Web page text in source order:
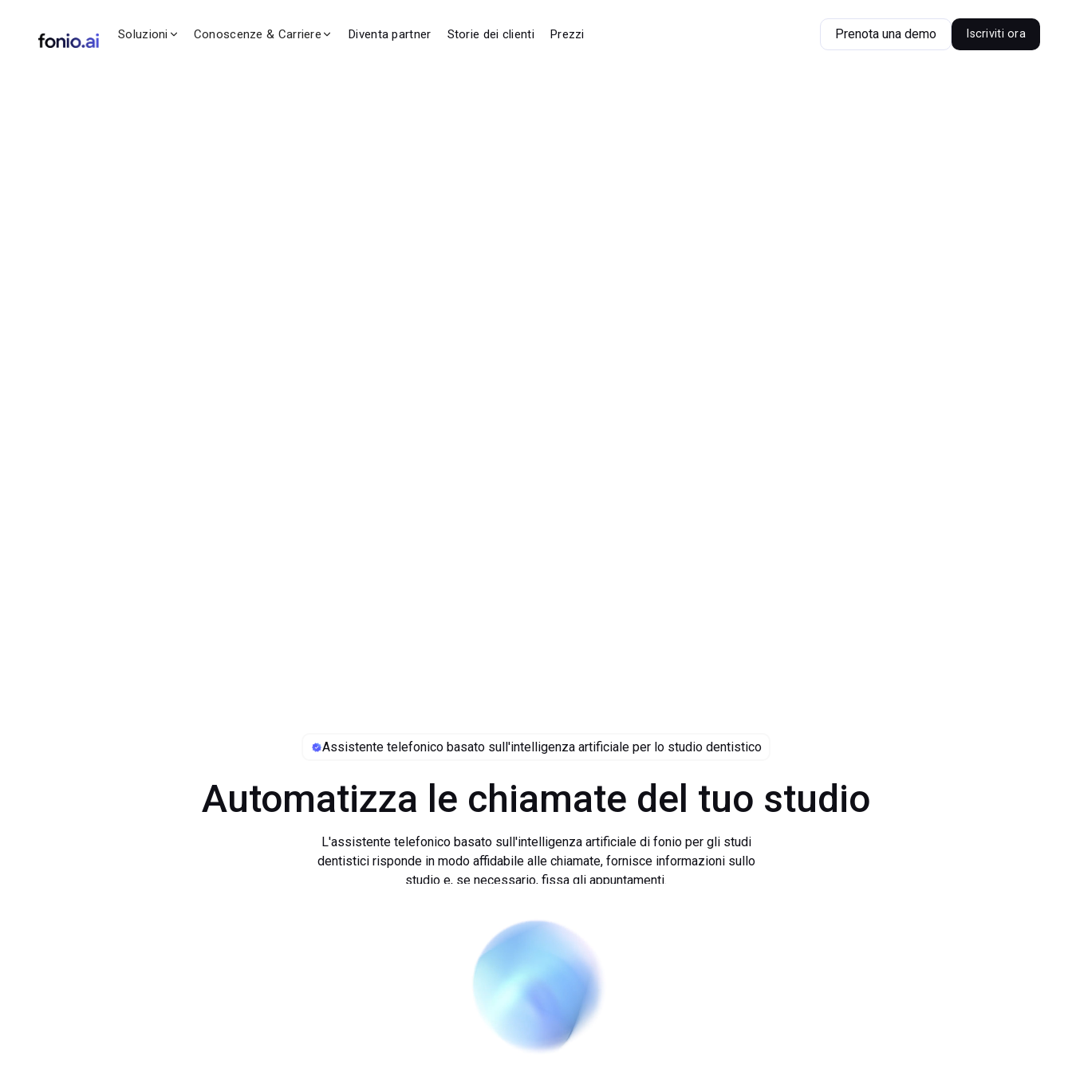
Assistente telefonico basato sull'intelligenza artificiale per lo studio dentistico
Automatizza le chiamate del tuo studio
L'assistente telefonico basato sull'intelligenza artificiale di fonio per gli studi
dentistici risponde in modo affidabile alle chiamate, fornisce informazioni sullo
studio e, se necessario, fissa gli appuntamenti.
risposte rapidamente, aumentando così la soddisfazione sia del personale che
Il nostro assistente telefonico basato sull'intelligenza artificiale si occupa,
(prenotazioni e cancellazioni), delle risposte alle domande e della raccolta delle
richieste dei pazienti al telefono. L'assistente telefonico basato sull'intelligenza
Soluzioni Conoscenze & Carriere Diventa partner Storie dei clienti Prezzi Prenota una demo Iscriviti ora